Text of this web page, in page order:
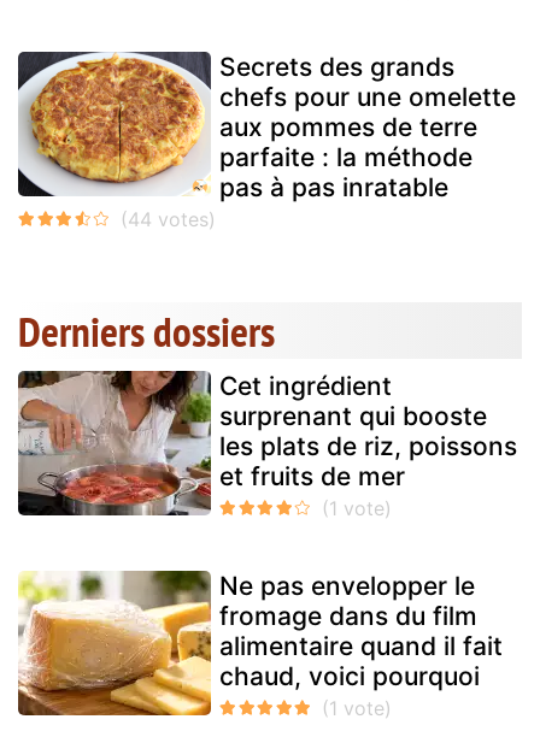
Secrets des grands
chefs pour une omelette
aux pommes de terre
parfaite : la méthode
pas à pas inratable
Derniers dossiers
Cet ingrédient
surprenant qui booste
les plats de riz, poissons
et fruits de mer
Ne pas envelopper le
fromage dans du film
alimentaire quand il fait
chaud, voici pourquoi